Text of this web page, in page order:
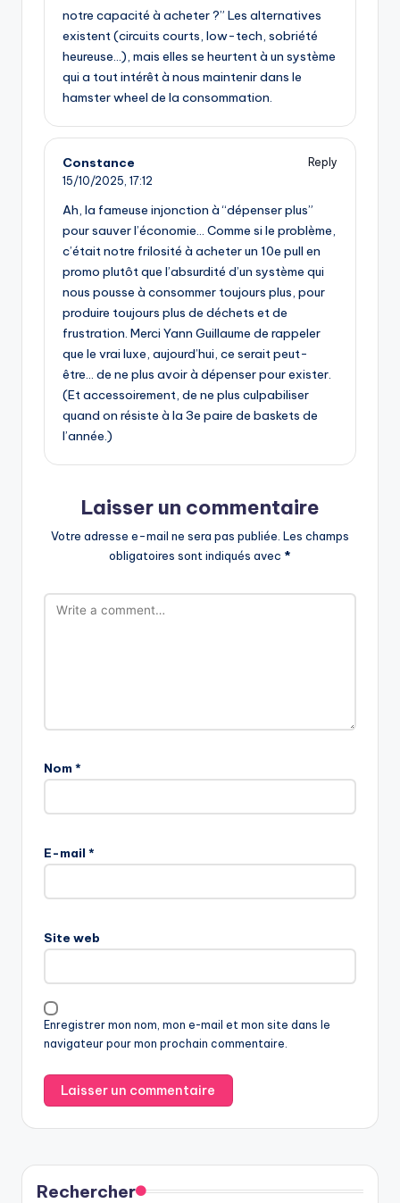
notre capacité à acheter ?” Les alternatives
existent (circuits courts, low-tech, sobriété
heureuse…), mais elles se heurtent à un système
qui a tout intérêt à nous maintenir dans le
hamster wheel de la consommation.
Constance
Reply
15/10/2025, 17:12
Ah, la fameuse injonction à “dépenser plus”
pour sauver l’économie… Comme si le problème,
c’était notre frilosité à acheter un 10e pull en
promo plutôt que l’absurdité d’un système qui
nous pousse à consommer toujours plus, pour
produire toujours plus de déchets et de
frustration. Merci Yann Guillaume de rappeler
que le vrai luxe, aujourd’hui, ce serait peut-
être… de ne plus avoir à dépenser pour exister.
(Et accessoirement, de ne plus culpabiliser
quand on résiste à la 3e paire de baskets de
l’année.)
Laisser un commentaire
Votre adresse e-mail ne sera pas publiée. Les champs
obligatoires sont indiqués avec *
Nom *
E-mail *
Site web
Enregistrer mon nom, mon e-mail et mon site dans le
navigateur pour mon prochain commentaire.
Rechercher